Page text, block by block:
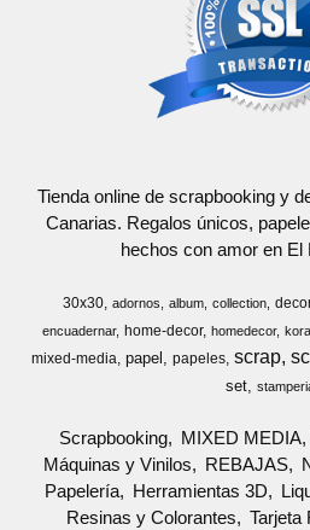
Tienda online de scrapbooking y
Canarias. Regalos únicos,
hechos con amor en El
30x30 adornos album collection
encuadernar
home-decor homedecor
mixed-media papel papeles scrap
set
Scrapbooking MIXED MEDIA
Máquinas y Vinilos
REBAJAS
Papelería
Herramientas 3D
Resinas y Colorantes
Tarjeta